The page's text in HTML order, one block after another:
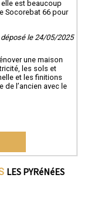
est beaucoup
Socorebat 66 pour
le 24/05/2025
une maison
les sols et
et les finitions
de l’ancien avec le
LES PYRéNéES